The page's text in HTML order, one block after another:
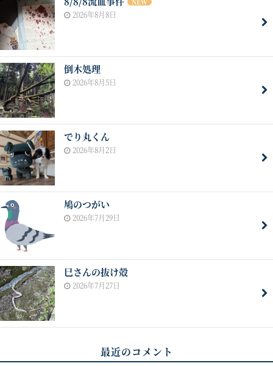
2026年8月8日
倒木処理
2026年8月5日
でり丸くん
2026年8月2日
鳩のつがい
2026年7月29日
巳さんの抜け殻
2026年7月27日
最近のコメント